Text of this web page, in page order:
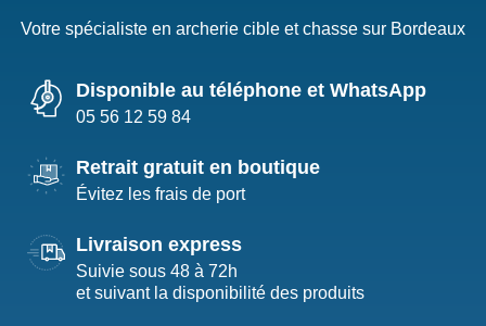
Votre spécialiste en archerie cible et chasse sur Bordeaux
Disponible au téléphone et WhatsApp
05 56 12 59 84
Retrait gratuit en boutique
Évitez les frais de port
Livraison express
Suivie sous 48 à 72h
et suivant la disponibilité des produits